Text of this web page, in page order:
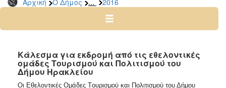
2026
2024
2022
2021
Κάλεσμα για εκδρομή από τις εθελοντικές
ομάδες Τουρισμού και Πολιτισμού του
Δήμου Ηρακλείου
Oι Εθελοντικές Ομάδες Tουρισμού και Πολιτισμού του Δήμου